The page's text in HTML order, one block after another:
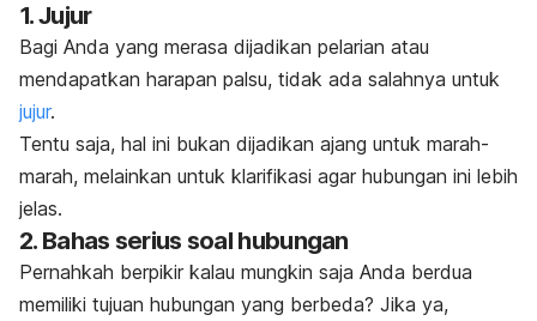
1. Jujur
Bagi Anda yang merasa dijadikan pelarian atau
mendapatkan harapan palsu, tidak ada salahnya untuk
jujur.
Tentu saja, hal ini bukan dijadikan ajang untuk marah-
marah, melainkan untuk klarifikasi agar hubungan ini lebih
jelas.
2. Bahas serius soal hubungan
Pernahkah berpikir kalau mungkin saja Anda berdua
memiliki tujuan hubungan yang berbeda? Jika ya,